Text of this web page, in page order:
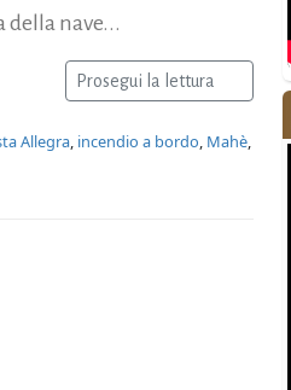
della nave...
Prosegui la lettura
Allegra, incendio a bordo, Mahè,